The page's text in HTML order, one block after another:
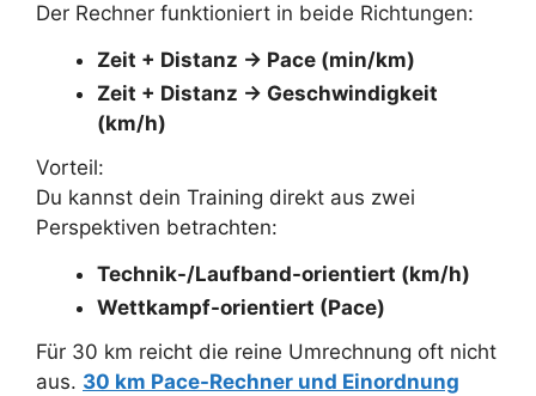
Der Rechner funktioniert in beide Richtungen:
Zeit + Distanz → Pace (min/km)
Zeit + Distanz → Geschwindigkeit
(km/h)
Vorteil:
Du kannst dein Training direkt aus zwei
Perspektiven betrachten:
Technik-/Laufband-orientiert (km/h)
Wettkampf-orientiert (Pace)
Für 30 km reicht die reine Umrechnung oft nicht
aus. 30 km Pace-Rechner und Einordnung